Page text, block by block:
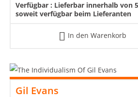
Verfügbar : Lieferbar innerhalb von
soweit verfügbar beim Lieferanten
In den Warenkorb
Gil Evans